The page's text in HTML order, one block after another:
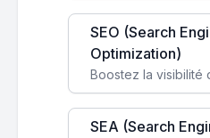
SEO (Search
Optimization)
SEA (Search